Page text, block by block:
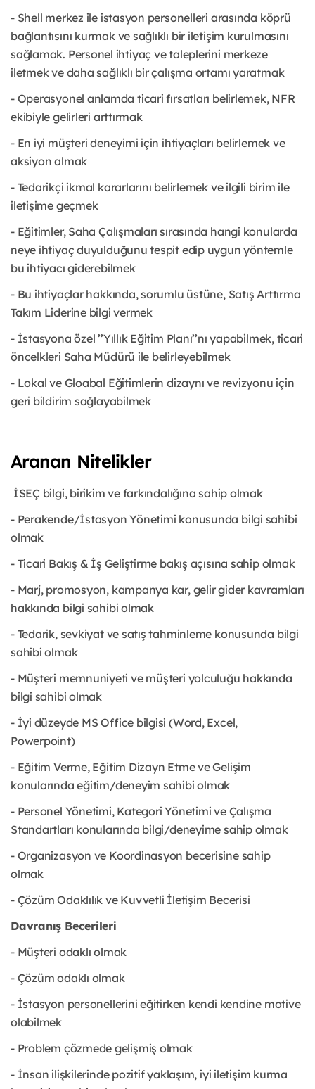
- Shell merkez ile istasyon personelleri arasında köprü
bağlantısını kurmak ve sağlıklı bir iletişim kurulmasını
sağlamak. Personel ihtiyaç ve taleplerini merkeze
iletmek ve daha sağlıklı bir çalışma ortamı yaratmak
- Operasyonel anlamda ticari fırsatları belirlemek, NFR
ekibiyle gelirleri arttırmak
- En iyi müşteri deneyimi için ihtiyaçları belirlemek ve
aksiyon almak
- Tedarikçi ikmal kararlarını belirlemek ve ilgili birim ile
iletişime geçmek
- Eğitimler, Saha Çalışmaları sırasında hangi konularda
neye ihtiyaç duyulduğunu tespit edip uygun yöntemle
bu ihtiyacı giderebilmek
- Bu ihtiyaçlar hakkında, sorumlu üstüne, Satış Arttırma
Takım Liderine bilgi vermek
- İstasyona özel ’’Yıllık Eğitim Planı’’nı yapabilmek, ticari
öncelkleri Saha Müdürü ile belirleyebilmek
- Lokal ve Gloabal Eğitimlerin dizaynı ve revizyonu için
geri bildirim sağlayabilmek
Aranan Nitelikler
İSEÇ bilgi, birikim ve farkındalığına sahip olmak
- Perakende/İstasyon Yönetimi konusunda bilgi sahibi
olmak
- Ticari Bakış & İş Geliştirme bakış açısına sahip olmak
- Marj, promosyon, kampanya kar, gelir gider kavramları
hakkında bilgi sahibi olmak
- Tedarik, sevkiyat ve satış tahminleme konusunda bilgi
sahibi olmak
- Müşteri memnuniyeti ve müşteri yolculuğu hakkında
bilgi sahibi olmak
- İyi düzeyde MS Office bilgisi (Word, Excel,
Powerpoint)
- Eğitim Verme, Eğitim Dizayn Etme ve Gelişim
konularında eğitim/deneyim sahibi olmak
- Personel Yönetimi, Kategori Yönetimi ve Çalışma
Standartları konularında bilgi/deneyime sahip olmak
- Organizasyon ve Koordinasyon becerisine sahip
olmak
- Çözüm Odaklılık ve Kuvvetli İletişim Becerisi
Davranış Becerileri
- Müşteri odaklı olmak
- Çözüm odaklı olmak
- İstasyon personellerini eğitirken kendi kendine motive
olabilmek
- Problem çözmede gelişmiş olmak
- İnsan ilişkilerinde pozitif yaklaşım, iyi iletişim kurma